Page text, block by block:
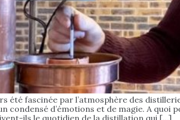
été fascinée par l’atmosphère des
condensé d’émotions et de magie. A
ils le quotidien de la distillation qui […]